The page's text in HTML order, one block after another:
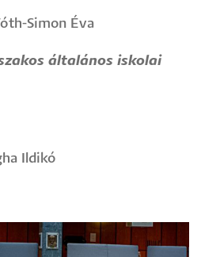
Simon Éva
általános iskolai
Ildikó